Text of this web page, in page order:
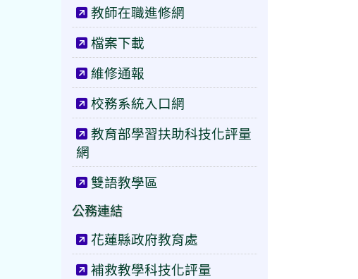
教師在職進修網
檔案下載
維修通報
校務系統入口網
教育部學習扶助科技化評量
網
雙語教學區
公務連結
花蓮縣政府教育處
補救教學科技化評量